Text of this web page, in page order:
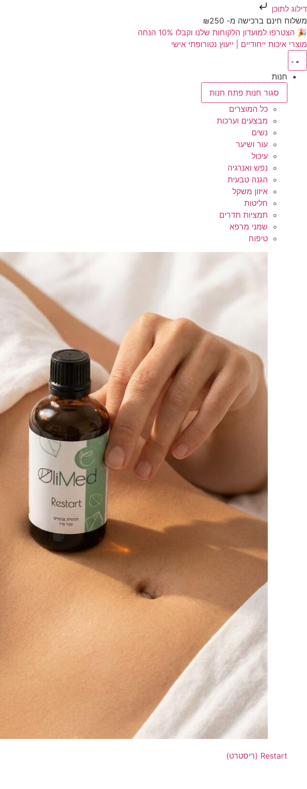
דילוג לתוכן
משלוח חינם ברכישה מ- ₪250
🎉 הצטרפו למועדון הלקוחות שלנו וקבלו 10% הנחה
מוצרי איכות ייחודיים | ייעוץ נטורופתי אישי
חנות
סגור חנות פתח חנות
כל המוצרים
מבצעים וערכות
נשים
עור ושיער
עיכול
נפש ואנרגיה
הגנה טבעית
איזון משקל
חליטות
תמציות תדרים
שמני מרפא
טיפוח
Restart (ריסטרט)